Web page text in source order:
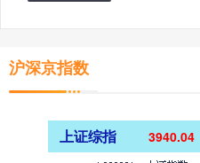
沪深京指数
上证综指 3940.04